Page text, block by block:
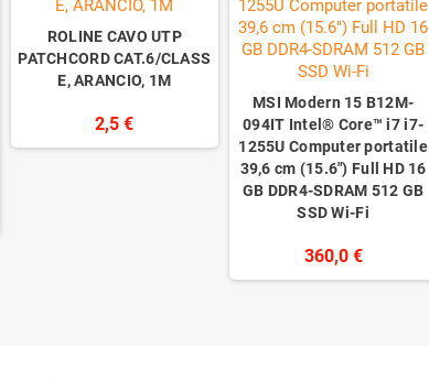
ROLINE CAVO UTP
PATCHCORD CAT.6/CLASS
E, ARANCIO, 1M
2,5 €
MSI Modern 15 B12M-
094IT Intel® Core™ i7 i7-
1255U Computer portatile
39,6 cm (15.6") Full HD 16
GB DDR4-SDRAM 512 GB
SSD Wi-Fi
360,0 €